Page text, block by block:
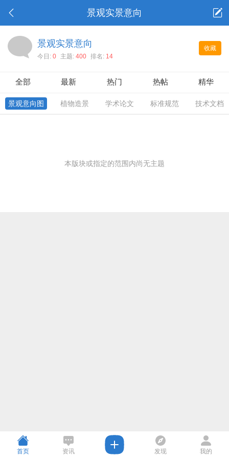
景观实景意向
收藏
景观实景意向
今日: 0 主题: 400 排名: 14
全部 最新 热门 热帖 精华
景观意向图 植物造景 学术论文 标准规范 技术文档
本版块或指定的范围内尚无主题
首页 资讯 发现 我的